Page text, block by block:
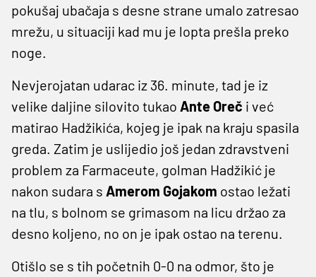
pokušaj ubačaja s desne strane umalo zatresao
mrežu, u situaciji kad mu je lopta prešla preko
noge.
Nevjerojatan udarac iz 36. minute, tad je iz
velike daljine silovito tukao Ante Oreč i već
matirao Hadžikića, kojeg je ipak na kraju spasila
greda. Zatim je uslijedio još jedan zdravstveni
problem za Farmaceute, golman Hadžikić je
nakon sudara s Amerom Gojakom ostao ležati
na tlu, s bolnom se grimasom na licu držao za
desno koljeno, no on je ipak ostao na terenu.
Otišlo se s tih početnih 0-0 na odmor, što je